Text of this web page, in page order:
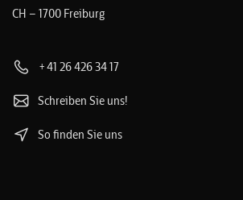
CH – 1700 Freiburg
+41 26 426 34 17
Schreiben Sie uns!
So finden Sie uns